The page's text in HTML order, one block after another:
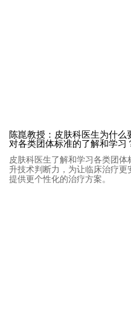
陈崑教授：皮肤科医生为什
对各类团体标准的了解和学习
皮肤科医生了解和学习各类团
升技术判断力，为让临床治疗
提供更个性化的治疗方案。